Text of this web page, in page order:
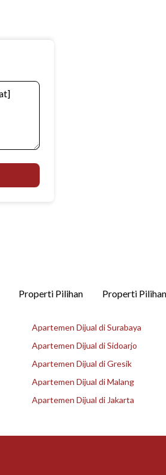
Properti Pilihan Properti
Apartemen Dijual di Surabaya
Apartemen Dijual di Sidoarjo
Apartemen Dijual di Gresik
Apartemen Dijual di Malang
Apartemen Dijual di Jakarta